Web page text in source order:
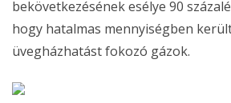
bekövetkezésének esélye 90
hogy hatalmas mennyiségben
üvegházhatást fokozó gázok.